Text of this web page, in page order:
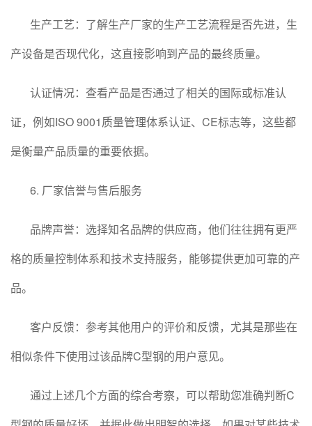
生产工艺：了解生产厂家的生产工艺流程是否先进，生
产设备是否现代化，这直接影响到产品的最终质量。
认证情况：查看产品是否通过了相关的国际或标准认
证，例如ISO 9001质量管理体系认证、CE标志等，这些都
是衡量产品质量的重要依据。
6. 厂家信誉与售后服务
品牌声誉：选择知名品牌的供应商，他们往往拥有更严
格的质量控制体系和技术支持服务，能够提供更加可靠的产
品。
客户反馈：参考其他用户的评价和反馈，尤其是那些在
相似条件下使用过该品牌C型钢的用户意见。
通过上述几个方面的综合考察，可以帮助您准确判断C